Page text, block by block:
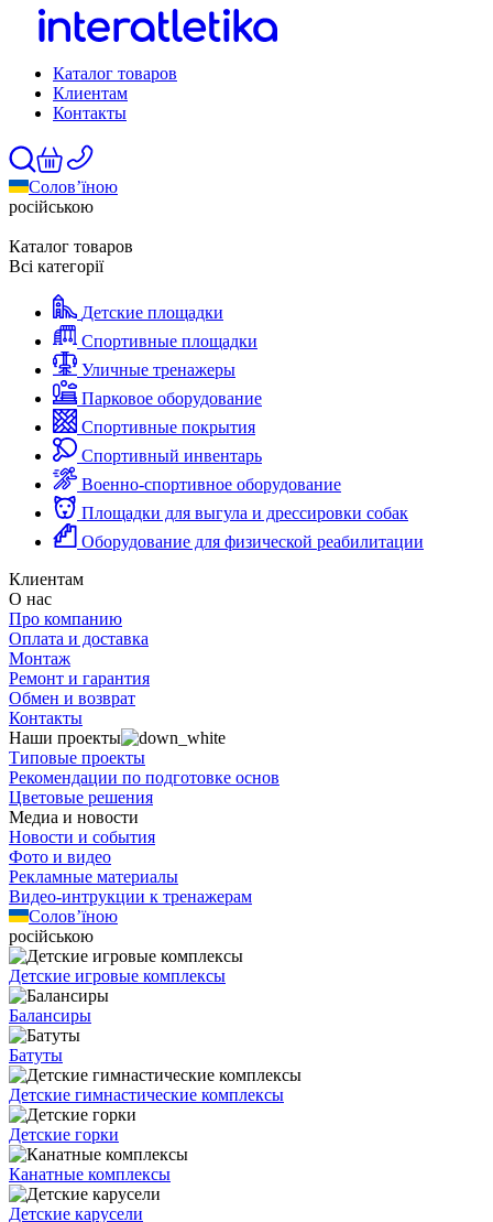
Каталог товаров
Клиентам
Контакты
Солов’їною
російською
Каталог товаров
Всі категорії
Детские площадки
Спортивные площадки
Уличные тренажеры
Парковое оборудование
Спортивные покрытия
Спортивный инвентарь
Военно-спортивное оборудование
Площадки для выгула и дрессировки собак
Оборудование для физической реабилитации
Клиентам
О нас
Про компанию
Оплата и доставка
Монтаж
Ремонт и гарантия
Обмен и возврат
Контакты
Наши проекты
Типовые проекты
Рекомендации по подготовке основ
Цветовые решения
Медиа и новости
Новости и события
Фото и видео
Рекламные материалы
Видео-интрукции к тренажерам
Солов’їною
російською
Детские игровые комплексы
Балансиры
Батуты
Детские гимнастические комплексы
Детские горки
Канатные комплексы
Детские карусели